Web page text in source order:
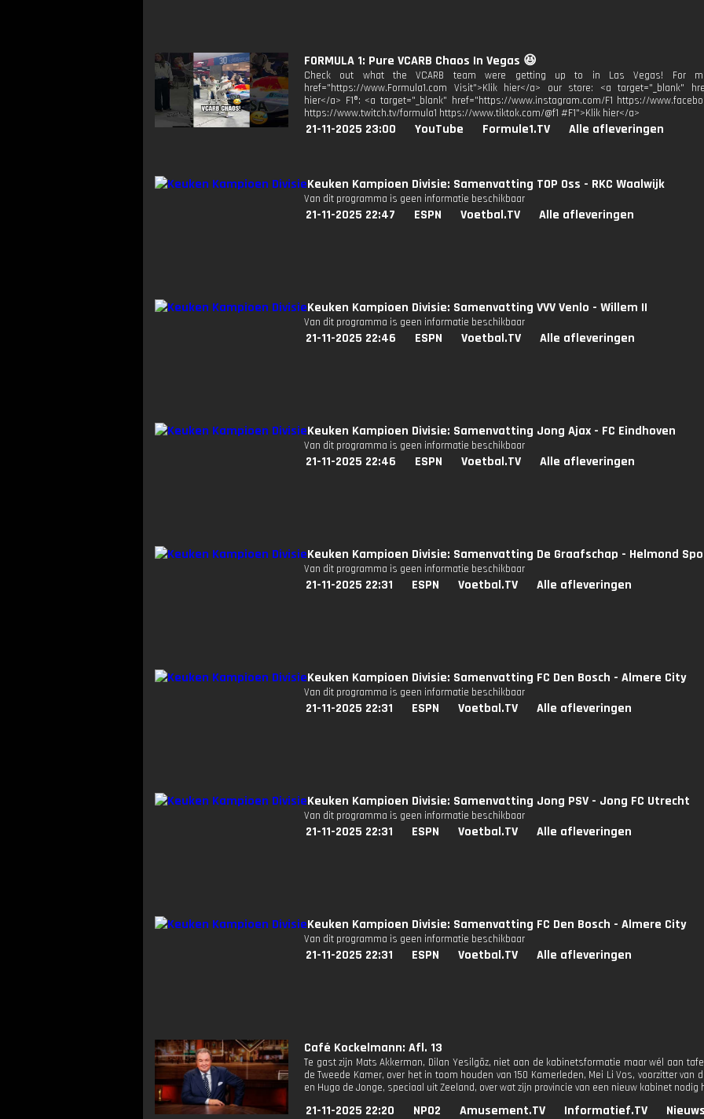
FORMULA 1: Pure VCARB Chaos In Vegas 😆
Check out what the VCARB team were getting up to in Las Vegas! For
href="https://www.Formula1.com Visit">Klik hier</a> our store: <a target="_blank"
hier</a> F1®: <a target="_blank" href="https://www.instagram.com/F1 https://
https://www.twitch.tv/formula1 https://www.tiktok.com/@f1 #F1">Klik hier</a>
21-11-2025 23:00 YouTube Formule1.TV Alle afleveringen
Keuken Kampioen Divisie: Samenvatting TOP Oss - RKC Waalwijk
Van dit programma is geen informatie beschikbaar
21-11-2025 22:47 ESPN Voetbal.TV Alle afleveringen
Keuken Kampioen Divisie: Samenvatting VVV Venlo - Willem II
Van dit programma is geen informatie beschikbaar
21-11-2025 22:46 ESPN Voetbal.TV Alle afleveringen
Keuken Kampioen Divisie: Samenvatting Jong Ajax - FC Eindhoven
Van dit programma is geen informatie beschikbaar
21-11-2025 22:46 ESPN Voetbal.TV Alle afleveringen
Keuken Kampioen Divisie: Samenvatting De Graafschap - Helmond
Van dit programma is geen informatie beschikbaar
21-11-2025 22:31 ESPN Voetbal.TV Alle afleveringen
Keuken Kampioen Divisie: Samenvatting FC Den Bosch - Almere City
Van dit programma is geen informatie beschikbaar
21-11-2025 22:31 ESPN Voetbal.TV Alle afleveringen
Keuken Kampioen Divisie: Samenvatting Jong PSV - Jong FC Utrecht
Van dit programma is geen informatie beschikbaar
21-11-2025 22:31 ESPN Voetbal.TV Alle afleveringen
Keuken Kampioen Divisie: Samenvatting FC Den Bosch - Almere City
Van dit programma is geen informatie beschikbaar
21-11-2025 22:31 ESPN Voetbal.TV Alle afleveringen
Café Kockelmann: Afl. 13
Te gast zijn Mats Akkerman, Dilan Yesilgöz, niet aan de kabinetsformatie maar wél aan
de Tweede Kamer, over het in toom houden van 150 Kamerleden, Mei Li Vos, voorzitter van
en Hugo de Jonge, speciaal uit Zeeland, over wat zijn provincie van een nieuw kabinet nodig
21-11-2025 22:20 NPO2 Amusement.TV Informatief.TV